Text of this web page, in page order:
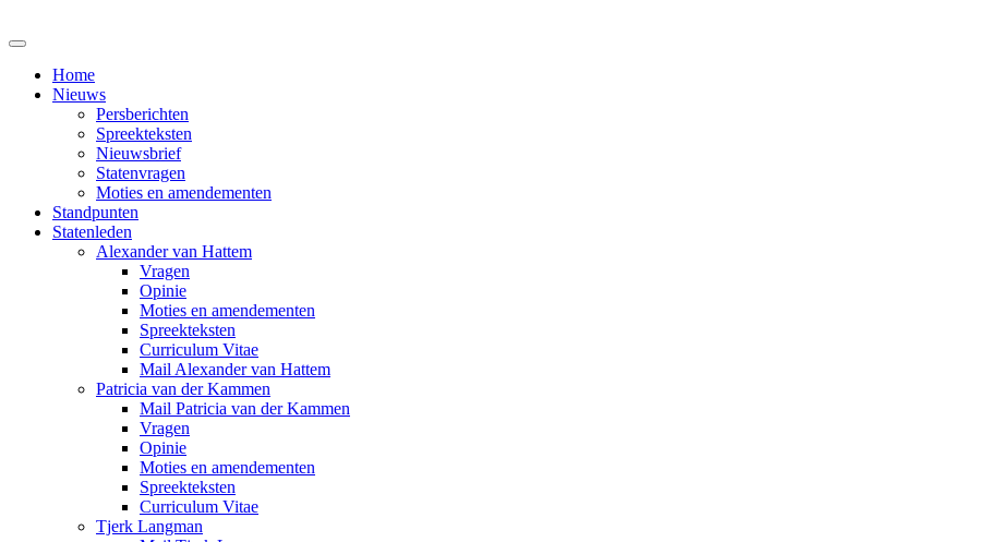
Home
Nieuws
Persberichten
Spreekteksten
Nieuwsbrief
Statenvragen
Moties en amendementen
Standpunten
Statenleden
Alexander van Hattem
Vragen
Opinie
Moties en amendementen
Spreekteksten
Curriculum Vitae
Mail Alexander van Hattem
Patricia van der Kammen
Mail Patricia van der Kammen
Vragen
Opinie
Moties en amendementen
Spreekteksten
Curriculum Vitae
Tjerk Langman